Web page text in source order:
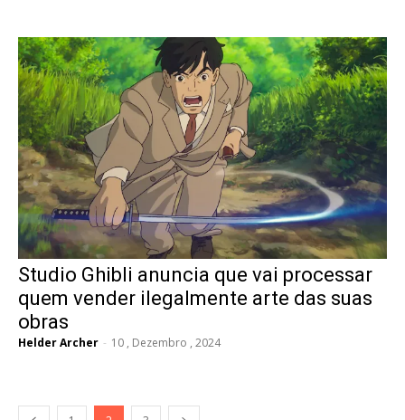
Studio Ghibli anuncia que vai processar
quem vender ilegalmente arte das suas
obras
Helder Archer - 10 , Dezembro , 2024